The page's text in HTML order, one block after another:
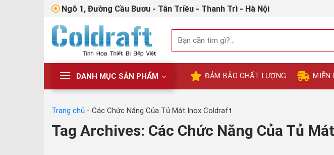
Skip
content
Ngõ 1, Đường Cầu Bươu - Tân Triều - Thanh Trì - Hà Nội
kiếm:
DANH MỤC SẢN PHẨM ĐẢM BẢO CHẤT LƯỢNG MIỄN
Trang chủ - Các Chức Năng Của Tủ Mát Inox Coldraft
Tag Archives: Các Chức Năng Của Tủ